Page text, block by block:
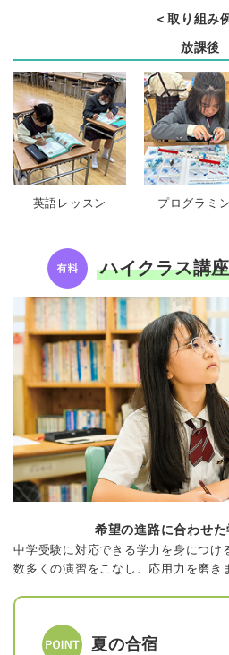
＜取り組み
放課後
英語レッスン プログラミ
ハイクラス講
希望の進路に合わせ
中学受験に対応できる学力を身につけ
数多くの演習をこなし、応用力を磨き
夏の合宿